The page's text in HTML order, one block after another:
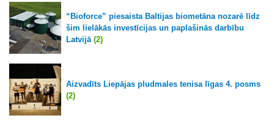
“Bioforce” piesaista Baltijas biometāna nozarē līdz
šim lielākās investīcijas un paplašinās darbību
Latvijā(2)
Aizvadīts Liepājas pludmales tenisa līgas 4. posms
(2)